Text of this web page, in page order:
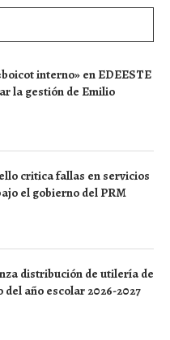
interno» en EDEESTE
la gestión de Emilio
critica fallas en servicios
el gobierno del PRM
distribución de utilería de
del año escolar 2026-2027